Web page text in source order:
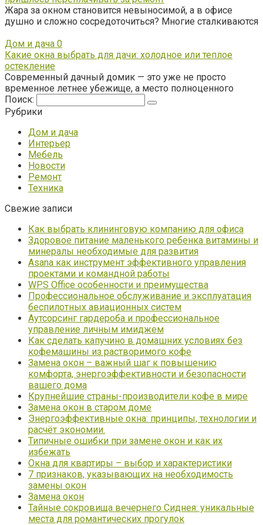
Жара за окном становится невыносимой, а в офисе
душно и сложно сосредоточиться? Многие сталкиваются
Дом и дача 0
Какие окна выбрать для дачи: холодное или теплое
остекление
Современный дачный домик — это уже не просто
временное летнее убежище, а место полноценного
Поиск:
Рубрики
Дом и дача
Интерьер
Мебель
Новости
Ремонт
Техника
Свежие записи
Как выбрать клининговую компанию для офиса
Здоровое питание маленького ребенка витамины и
минералы необходимые для развития
Asana как инструмент эффективного управления
проектами и командной работы
WPS Office особенности и преимущества
Профессиональное обслуживание и эксплуатация
беспилотных авиационных систем
Аутсорсинг гардероба и профессиональное
управление личным имиджем
Как сделать капучино в домашних условиях без
кофемашины из растворимого кофе
Замена окон – важный шаг к повышению
комфорта, энергоэффективности и безопасности
вашего дома
Крупнейшие страны-производители кофе в мире
Замена окон в старом доме
Энергоэффективные окна: принципы, технологии и
расчёт экономии.
Типичные ошибки при замене окон и как их
избежать
Окна для квартиры – выбор и характеристики
7 признаков, указывающих на необходимость
замены окон
Замена окон
Тайные сокровища вечернего Сиднея: уникальные
места для романтических прогулок